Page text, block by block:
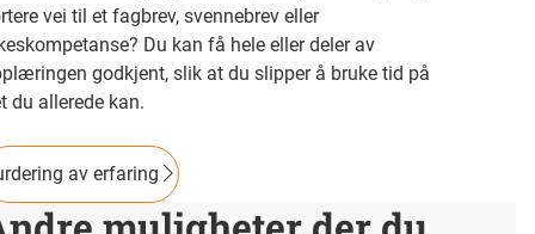
vei til et fagbrev, svennebrev eller
Du kan få hele eller deler av
godkjent, slik at du slipper å bruke tid på
du allerede kan.
av erfaring